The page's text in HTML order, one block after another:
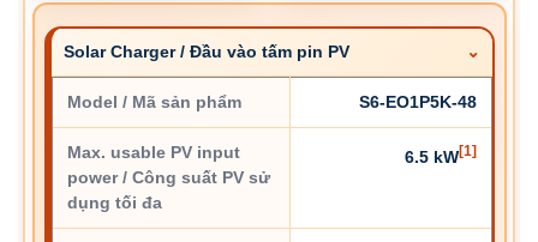
Solar Charger / Đầu vào tấm pin PV
Model / Mã sản phẩm S6-EO1P5K-48
Max. usable PV input
power / Công suất PV sử
dụng tối đa
6.5 kW[1]